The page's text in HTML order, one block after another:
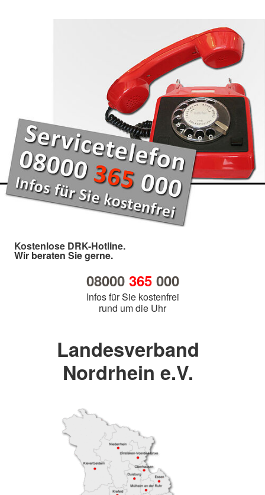
Kostenlose DRK-Hotline.
Wir beraten Sie gerne.
08000 365000
Infos für Sie kostenfrei
rund um die Uhr
Landesverband
Nordrhein e.V.